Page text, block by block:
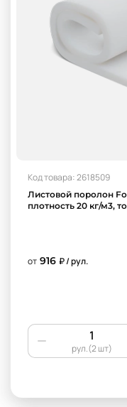
Код товара: 2618509
Листовой поролон
плотность 20 кг/м3,
от 916 ₽ / рул.
рул.(2 шт)